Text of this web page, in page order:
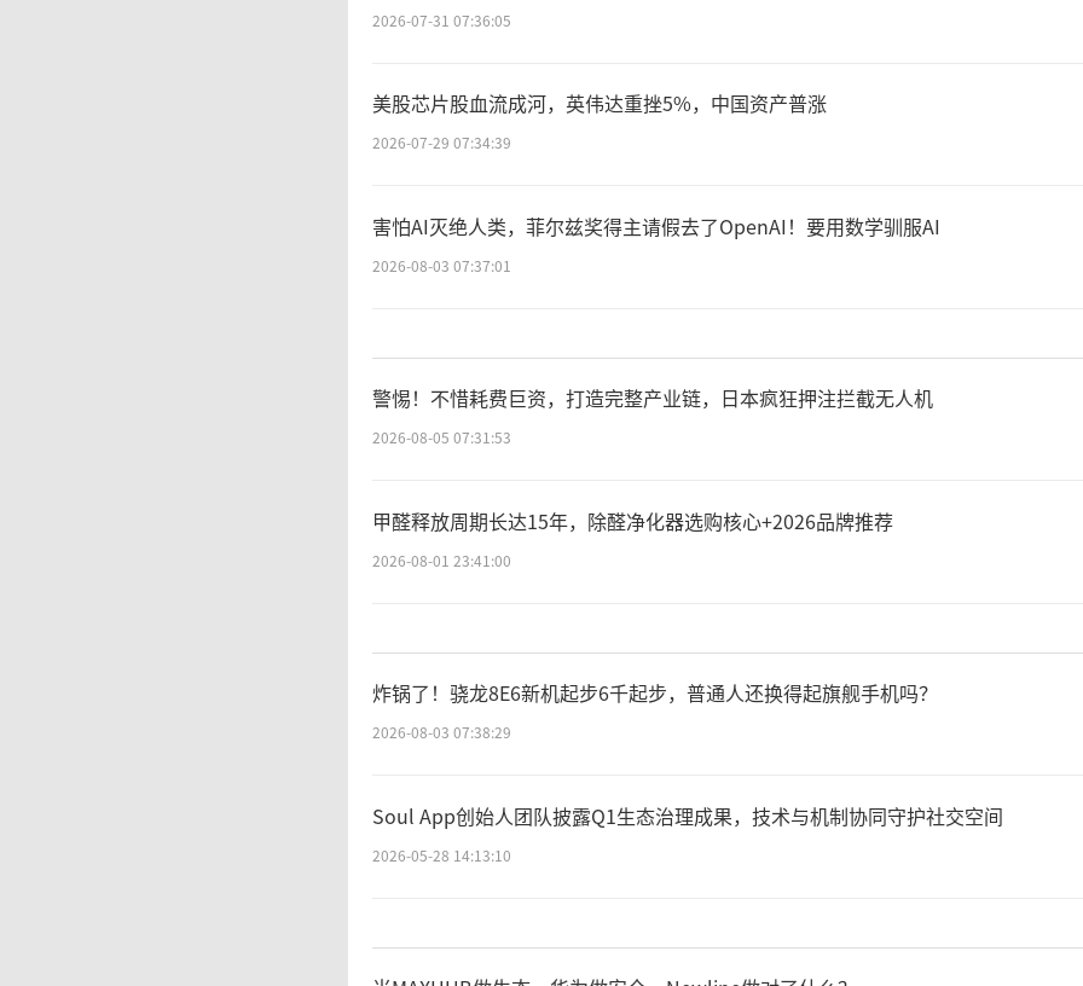
尽管三星传统存储业务表现良
伟达供应最新12层HBM3E芯片延迟
利润和股价。分析师预计，随着三星
I和特斯拉等主要客户签订供应协议
星股票及芯片业务的信心将提升。
与特斯拉签署芯片供应协议后，三
涨超过43%。
本月早些时候，OpenAI CEO
韩期间，三星、SK海力士和
作，为“星际之门”项目提供先进存
三星将在当地时间周二公布收入和
2026-07-31 07:36:05
美股芯片股血流成河，英伟达重挫5%，中国资产普涨
2026-07-29 07:34:39
害怕AI灭绝人类，菲尔兹奖得主请假去了OpenAI！要用数学驯服AI
2026-08-03 07:37:01
警惕！不惜耗费巨资，打造完整产业链，日本疯狂押注拦截无人机
2026-08-05 07:31:53
甲醛释放周期长达15年，除醛净化器选购核心+2026品牌推荐
2026-08-01 23:41:00
炸锅了！骁龙8E6新机起步6千起步，普通人还换得起旗舰手机吗？
2026-08-03 07:38:29
Soul App创始人团队披露Q1生态治理成果，技术与机制协同守护社交空间
2026-05-28 14:13:10